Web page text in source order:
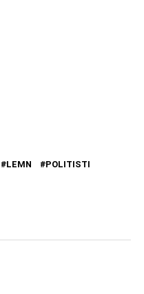
LEMN POLITISTI